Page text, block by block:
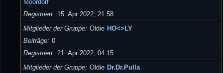
Moordorf
Registriert
15. Apr 2022, 21:58
Mitglieder der Gruppe
Oldie HO<>LY
Beiträge
0
Registriert
21. Apr 2022, 04:15
Mitglieder der Gruppe
Oldie Dr.Dr.Pulla